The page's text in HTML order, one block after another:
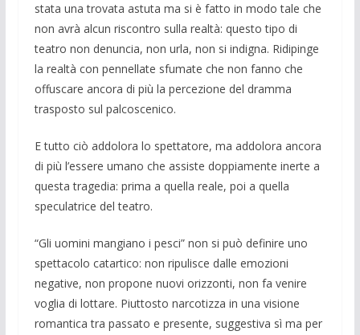
stata una trovata astuta ma si è fatto in modo tale che
non avrà alcun riscontro sulla realtà: questo tipo di
teatro non denuncia, non urla, non si indigna. Ridipinge
la realtà con pennellate sfumate che non fanno che
offuscare ancora di più la percezione del dramma
trasposto sul palcoscenico.
E tutto ciò addolora lo spettatore, ma addolora ancora
di più l’essere umano che assiste doppiamente inerte a
questa tragedia: prima a quella reale, poi a quella
speculatrice del teatro.
“Gli uomini mangiano i pesci” non si può definire uno
spettacolo catartico: non ripulisce dalle emozioni
negative, non propone nuovi orizzonti, non fa venire
voglia di lottare. Piuttosto narcotizza in una visione
romantica tra passato e presente, suggestiva sì ma per